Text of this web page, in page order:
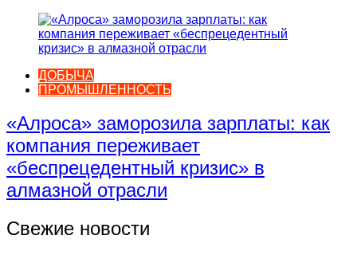
ДОБЫЧА
ПРОМЫШЛЕННОСТЬ
«Алроса» заморозила зарплаты: как
компания переживает
«беспрецедентный кризис» в
алмазной отрасли
Свежие новости